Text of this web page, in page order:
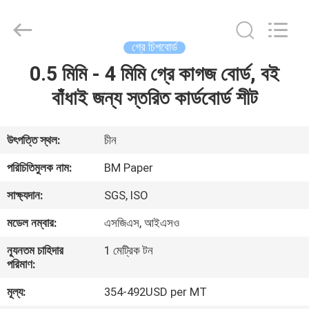
আমাদের
সম্বন্ধে
কারখানা
পরিদর্শন
গুণমান
CO.,LTD.
গ্রে চিপবোর্ড
0.5 মিমি - 4 মিমি গ্রে কাগজ বোর্ড, বই
বাঁধাই জন্য স্তরিত কার্ডবোর্ড শীট
উৎপত্তি স্থল:
চীন
পরিচিতিমুলক নাম:
BM Paper
সাক্ষ্যদান:
SGS, ISO
মডেল নম্বার:
এসজিএস, আইএসও
ন্যূনতম চাহিদার
পরিমাণ:
1 মেট্রিক টন
মূল্য: 354-492USD per MT